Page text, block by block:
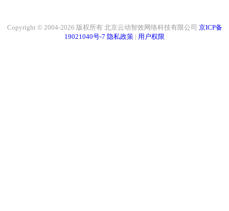
Copyright © 2004-2026 版权所有 北京云动智效网络科技有限公司 京ICP备
19021040号-7 隐私政策 | 用户权限